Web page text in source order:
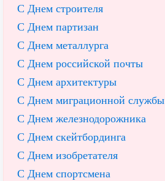
С Днем строителя
С Днем партизан
С Днем металлурга
С Днем российской почты
С Днем архитектуры
С Днем миграционной службы
С Днем железнодорожника
С Днем скейтбординга
С Днем изобретателя
С Днем спортсмена